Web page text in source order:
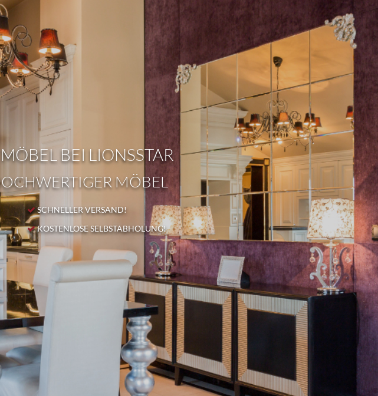
BEI LIONSSTAR
MÖBEL
SCHNELLER VERSAND!
KOSTENLOSE SELBSTABHOLUNG!